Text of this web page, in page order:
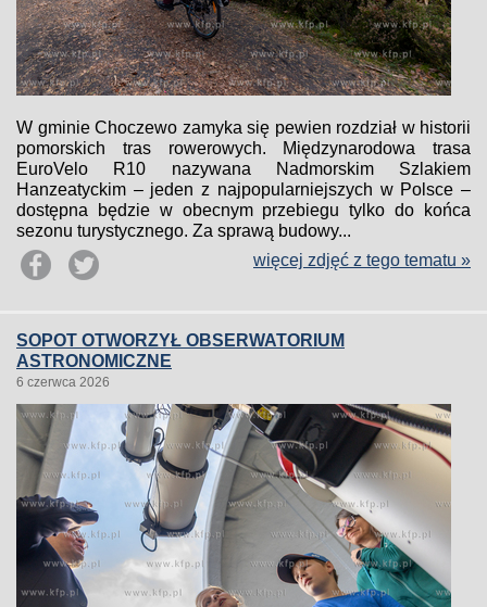
W gminie Choczewo zamyka się pewien rozdział w historii
pomorskich tras rowerowych. Międzynarodowa trasa
EuroVelo R10 nazywana Nadmorskim Szlakiem
Hanzeatyckim – jeden z najpopularniejszych w Polsce –
dostępna będzie w obecnym przebiegu tylko do końca
sezonu turystycznego. Za sprawą budowy...
więcej zdjęć z tego tematu »
SOPOT OTWORZYŁ OBSERWATORIUM
ASTRONOMICZNE
6 czerwca 2026